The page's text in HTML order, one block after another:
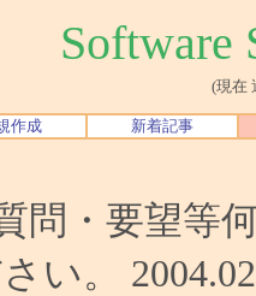
Software
(現在
作成 新着記事
問・要望等
い。